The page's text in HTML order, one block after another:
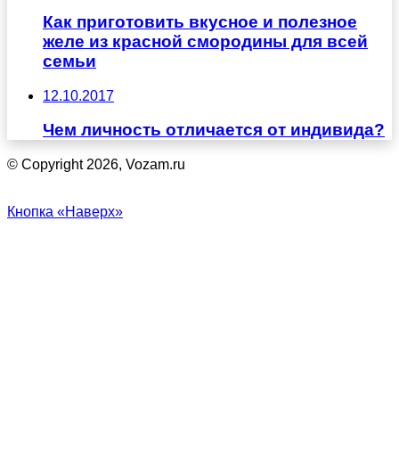
Как приготовить вкусное и полезное
желе из красной смородины для всей
семьи
12.10.2017
Чем личность отличается от индивида?
© Copyright 2026, Vozam.ru
Кнопка «Наверх»